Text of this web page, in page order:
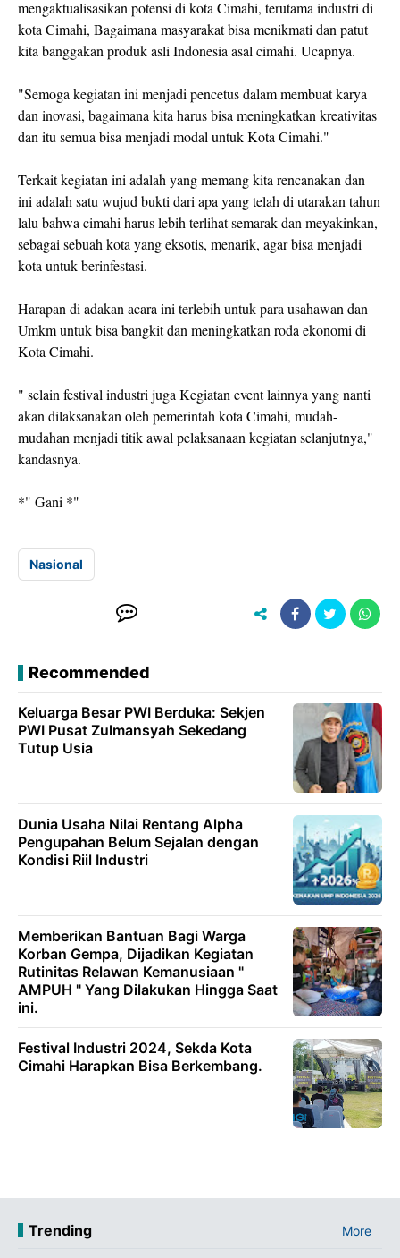
mengaktualisasikan potensi di kota Cimahi, terutama industri di
kota Cimahi, Bagaimana masyarakat bisa menikmati dan patut
kita banggakan produk asli Indonesia asal cimahi. Ucapnya.
"Semoga kegiatan ini menjadi pencetus dalam membuat karya
dan inovasi, bagaimana kita harus bisa meningkatkan kreativitas
dan itu semua bisa menjadi modal untuk Kota Cimahi."
Terkait kegiatan ini adalah yang memang kita rencanakan dan
ini adalah satu wujud bukti dari apa yang telah di utarakan tahun
lalu bahwa cimahi harus lebih terlihat semarak dan meyakinkan,
sebagai sebuah kota yang eksotis, menarik, agar bisa menjadi
kota untuk berinfestasi.
Harapan di adakan acara ini terlebih untuk para usahawan dan
Umkm untuk bisa bangkit dan meningkatkan roda ekonomi di
Kota Cimahi.
" selain festival industri juga Kegiatan event lainnya yang nanti
akan dilaksanakan oleh pemerintah kota Cimahi, mudah-
mudahan menjadi titik awal pelaksanaan kegiatan selanjutnya,"
kandasnya.
*" Gani *"
Nasional
Recommended
Keluarga Besar PWI Berduka: Sekjen
PWI Pusat Zulmansyah Sekedang
Tutup Usia
Dunia Usaha Nilai Rentang Alpha
Pengupahan Belum Sejalan dengan
Kondisi Riil Industri
Memberikan Bantuan Bagi Warga
Korban Gempa, Dijadikan Kegiatan
Rutinitas Relawan Kemanusiaan "
AMPUH " Yang Dilakukan Hingga Saat
ini.
Festival Industri 2024, Sekda Kota
Cimahi Harapkan Bisa Berkembang.
Trending More